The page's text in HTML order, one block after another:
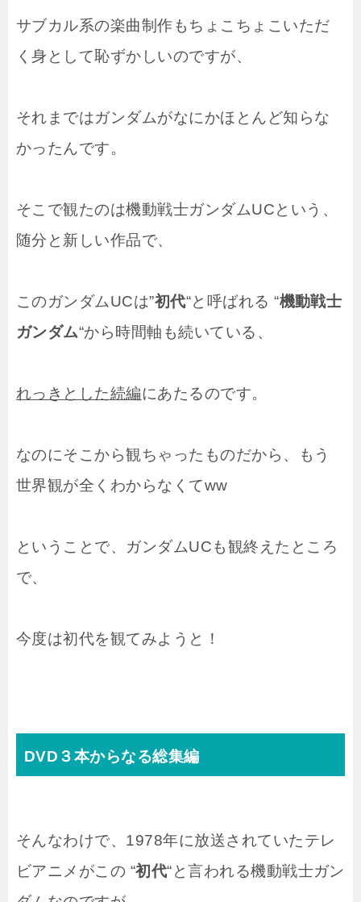
サブカル系の楽曲制作もちょこちょこいただ
く身として恥ずかしいのですが、
それまではガンダムがなにかほとんど知らな
かったんです。
そこで観たのは機動戦士ガンダムUCという、
随分と新しい作品で、
このガンダムUCは”初代“と呼ばれる “機動戦士
ガンダム“から時間軸も続いている、
れっきとした続編にあたるのです。
なのにそこから観ちゃったものだから、もう
世界観が全くわからなくてww
ということで、ガンダムUCも観終えたところ
で、
今度は初代を観てみようと！
DVD３本からなる総集編
そんなわけで、1978年に放送されていたテレ
ビアニメがこの “初代“と言われる機動戦士ガン